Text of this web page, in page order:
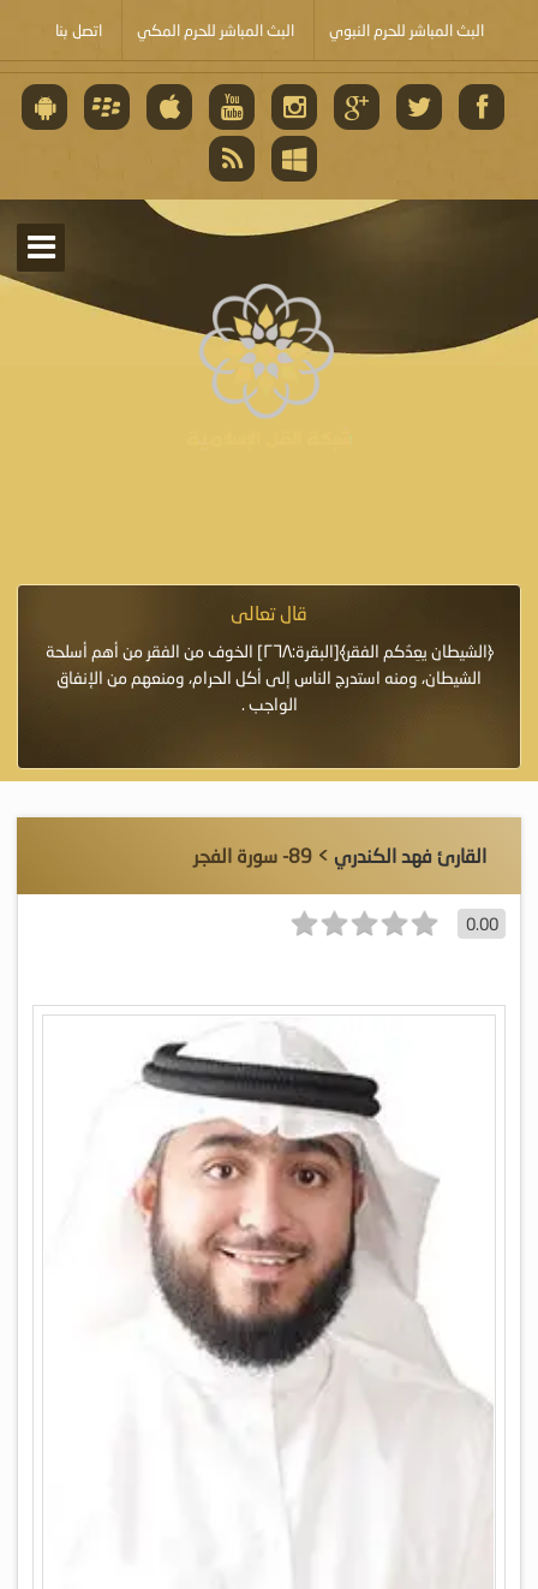
البث المباشر للحرم النبوي البث المباشر للحرم المكي اتصل بنا
قال تعالى
﴿الشيطان يعِدُكم الفقر﴾[البقرة:٢٦٨] الخوف من الفقر من أهم أسلحة
الشيطان، ومنه استدرج الناس إلى أكل الحرام، ومنعهم من الإنفاق
الواجب .
القارئ فهد الكندري > 89- سورة الفجر
0.00